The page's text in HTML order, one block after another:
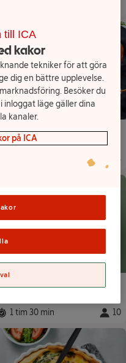
hummer med
4
tid
1 tim 30 min 10
till ICA
kakor
tekniker för att göra
dig en bättre upplevelse.
Besöker du
inloggat läge gäller dina
kanaler.
på ICA